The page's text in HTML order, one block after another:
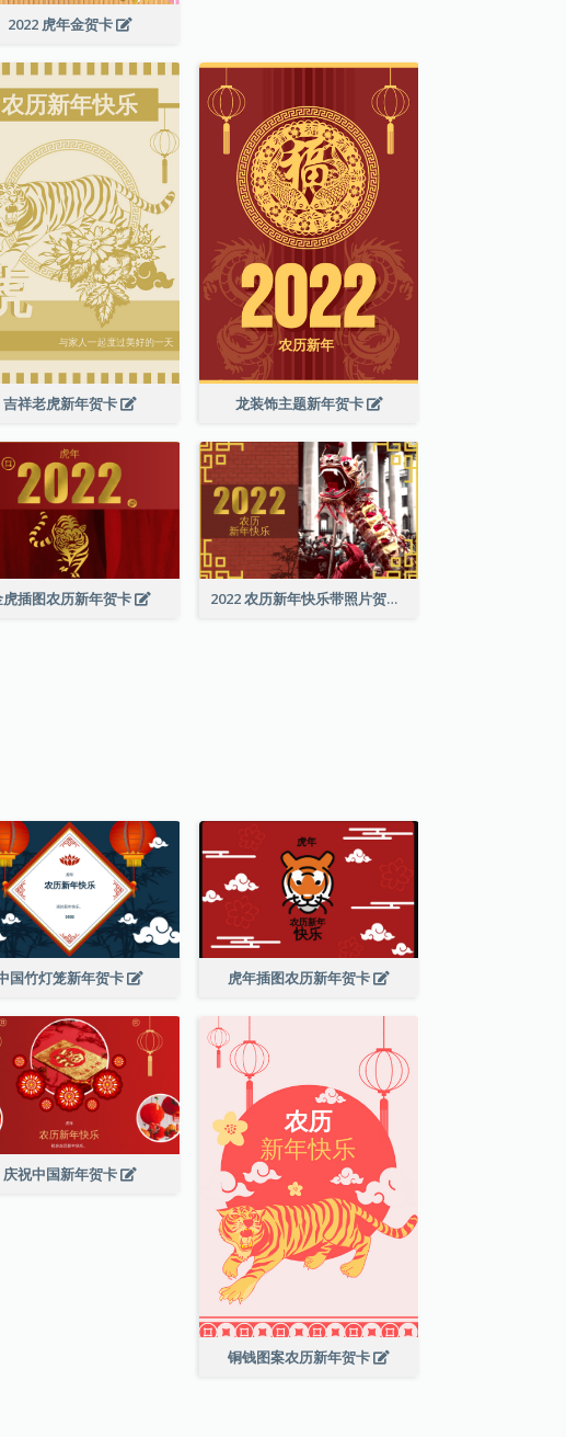
2022 虎年金贺卡
吉祥老虎新年贺卡 龙装饰主题新年贺卡
虎插图农历新年贺卡 2022 农历新年快乐带照片贺卡
国竹灯笼新年贺卡 虎年插图农历新年贺卡
庆祝中国新年贺卡
铜钱图案农历新年贺卡